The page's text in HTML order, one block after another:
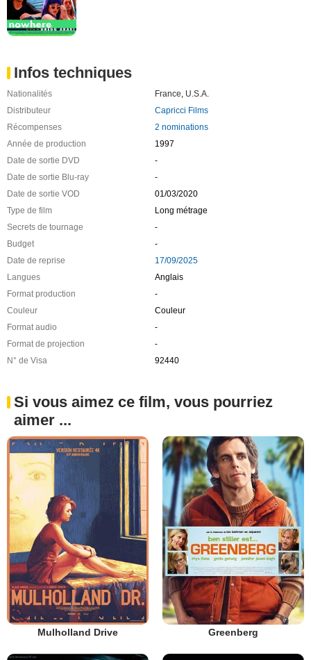
Infos techniques
Nationalités France U.S.A.
Distributeur
Capricci Films
Récompenses
2 nominations
Année de production
1997
Date de sortie DVD
-
Date de sortie Blu-ray
-
Date de sortie VOD
01/03/2020
Type de film
Long métrage
Secrets de tournage
-
Budget
-
Date de reprise
17/09/2025
Langues
Anglais
Format production
-
Couleur
Couleur
Format audio
-
Format de projection
-
N° de Visa
92440
Si vous aimez ce film, vous pourriez
aimer ...
Mulholland Drive Greenberg